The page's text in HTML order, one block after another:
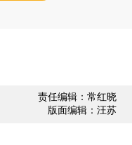
责任编辑：常红晓
版面编辑：汪苏